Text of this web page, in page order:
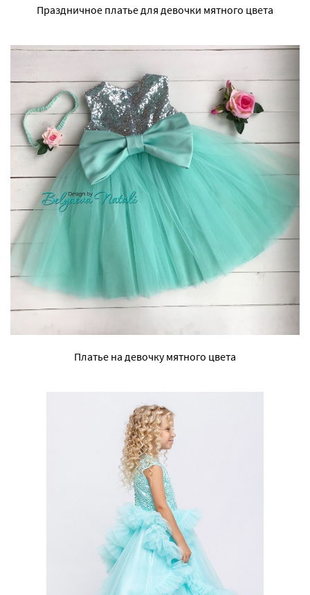
Праздничное платье для девочки мятного цвета
Платье на девочку мятного цвета